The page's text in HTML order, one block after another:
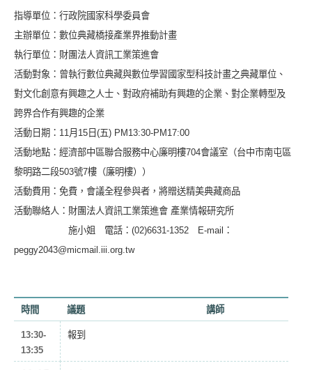
指導單位：行政院國家科學委員會
主辦單位：數位典藏橋接產業界推動計畫
執行單位：財團法人資訊工業策進會
活動對象：曾執行數位典藏與數位學習國家型科技計畫之典藏單位、
對文化創意有興趣之人士、對政府補助有興趣的企業、對企業轉型及
跨界合作有興趣的企業
活動日期：11月15日(五) PM13:30-PM17:00
活動地點：經濟部中區聯合服務中心廉明樓704會議室（台中市南屯區
黎明路二段503號7樓（廉明樓））
活動費用：免費，會議全程參與者，將贈送精美典藏商品
活動聯絡人：財團法人資訊工業策進會 產業情報研究所
施小姐 電話：(02)6631-1352 E-mail：
peggy2043@micmail.iii.org.tw
時間 議題 講師
13:30-
13:35
報到